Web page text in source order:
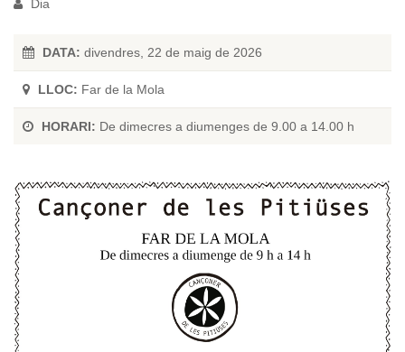
Dia
DATA: divendres, 22 de maig de 2026
LLOC: Far de la Mola
HORARI: De dimecres a diumenges de 9.00 a 14.00 h